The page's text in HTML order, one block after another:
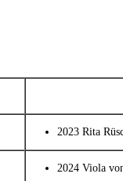
2023 Rita
2024 Viola